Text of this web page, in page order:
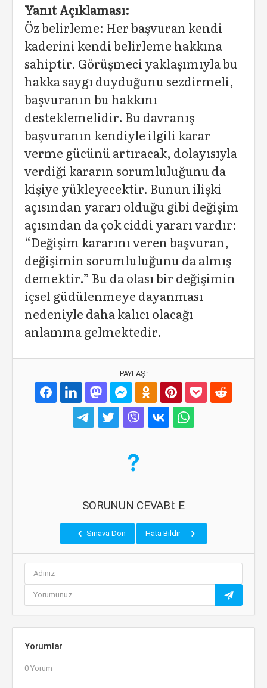
Yanıt Açıklaması:
Öz belirleme: Her başvuran kendi
kaderini kendi belirleme hakkına
sahiptir. Görüşmeci yaklaşımıyla bu
hakka saygı duyduğunu sezdirmeli,
başvuranın bu hakkını
desteklemelidir. Bu davranış
başvuranın kendiyle ilgili karar
verme gücünü artıracak, dolayısıyla
verdiği kararın sorumluluğunu da
kişiye yükleyecektir. Bunun ilişki
açısından yararı olduğu gibi değişim
açısından da çok ciddi yararı vardır:
“Değişim kararını veren başvuran,
değişimin sorumluluğunu da almış
demektir.” Bu da olası bir değişimin
içsel güdülenmeye dayanması
nedeniyle daha kalıcı olacağı
anlamına gelmektedir.
PAYLAŞ:
SORUNUN CEVABI: E
Sınava Dön Hata Bildir
Yorumlar
0 Yorum